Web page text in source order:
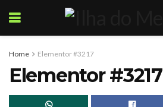
Home Elementor #3217
Elementor #3217